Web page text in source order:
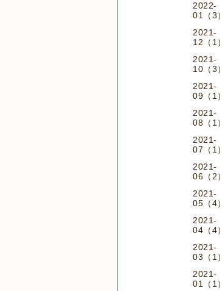
2022-
01（3）
2021-
12（1）
2021-
10（3）
2021-
09（1）
2021-
08（1）
2021-
07（1）
2021-
06（2）
2021-
05（4）
2021-
04（4）
2021-
03（1）
2021-
01（1）